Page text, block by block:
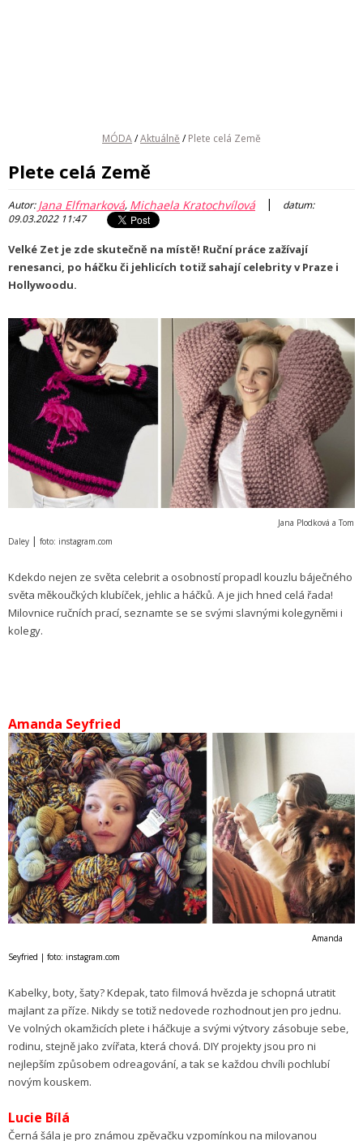
MÓDA/Aktuálně / Plete celá Země
Plete celá Země
Autor:Jana Elfmarková, Michaela Kratochvílová |
datum:
09.03.2022 11:47
Velké Zet je zde skutečně na místě! Ruční práce zažívají
renesanci, po háčku či jehlicích totiž sahají celebrity v Praze i
Hollywoodu.
Jana Plodková a Tom
Daley | foto: instagram.com
Kdekdo nejen ze světa celebrit a osobností propadl kouzlu báječného
světa měkoučkých klubíček, jehlic a háčků. A je jich hned celá řada!
Milovnice ručních prací, seznamte se se svými slavnými kolegyněmi i
kolegy.
Amanda Seyfried
Amanda
Seyfried | foto: instagram.com
Kabelky, boty, šaty? Kdepak, tato filmová hvězda je schopná utratit
majlant za příze. Nikdy se totiž nedovede rozhodnout jen pro jednu.
Ve volných okamžicích plete i háčkuje a svými výtvory zásobuje sebe,
rodinu, stejně jako zvířata, která chová. DIY projekty jsou pro ni
nejlepším způsobem odreagování, a tak se každou chvíli pochlubí
novým kouskem.
Lucie Bílá
Černá šála je pro známou zpěvačku vzpomínkou na milovanou